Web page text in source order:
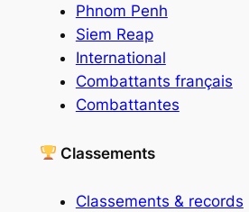
Phnom Penh
Siem Reap
International
Combattants français
Combattantes
Classements
Classements & records